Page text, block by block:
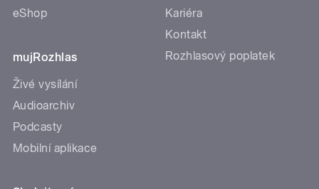
eShop
mujRozhlas
Živé vysílání
Audioarchiv
Podcasty
Mobilní aplikace
Kariéra
Kontakt
Rozhlasový poplatek